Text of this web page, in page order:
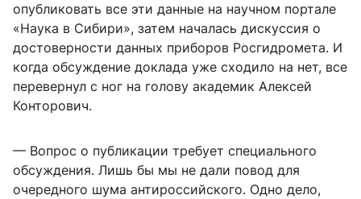
опубликовать все эти данные на научном портале
«Наука в Сибири», затем началась дискуссия о
достоверности данных приборов Росгидромета. И
когда обсуждение доклада уже сходило на нет, все
перевернул с ног на голову академик Алексей
Конторович.
— Вопрос о публикации требует специального
обсуждения. Лишь бы мы не дали повод для
очередного шума антироссийского. Одно дело,